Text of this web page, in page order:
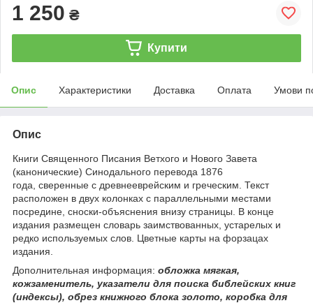
1 250 ₴
Купити
Опис Характеристики Доставка Оплата Умови
Опис
Книги Священного Писания Ветхого и Нового Завета
(канонические) Синодального перевода 1876
года, сверенные с древнееврейским и греческим. Текст
расположен в двух колонках с параллельными местами
посредине, сноски-объяснения внизу страницы. В конце
издания размещен словарь заимствованных, устарелых и
редко используемых слов. Цветные карты на форзацах
издания.
Дополнительная информация: обложка мягкая,
кожзаменитель, указатели для поиска библейских книг
(индексы), обрез книжного блока золото, коробка для